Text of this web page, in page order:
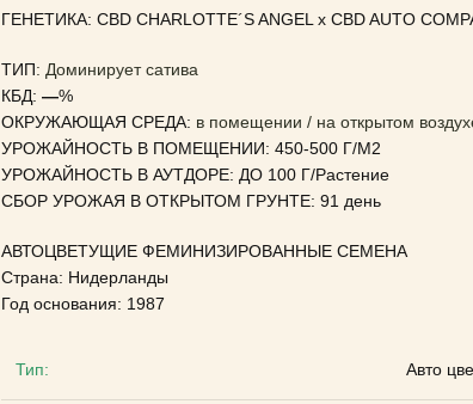
ГЕНЕТИКА: CBD CHARLOTTE´S ANGEL x CBD AUTO
ТИП: Доминирует сатива
КБД: —%
ОКРУЖАЮЩАЯ СРЕДА: в помещении / на открытом
УРОЖАЙНОСТЬ В ПОМЕЩЕНИИ: 450-500 Г/М2
УРОЖАЙНОСТЬ В АУТДОРЕ: ДО 100 Г/Растение
СБОР УРОЖАЯ В ОТКРЫТОМ ГРУНТЕ: 91 день
АВТОЦВЕТУЩИЕ ФЕМИНИЗИРОВАННЫЕ СЕМЕНА
Страна: Нидерланды
Год основания: 1987
Тип: Авто